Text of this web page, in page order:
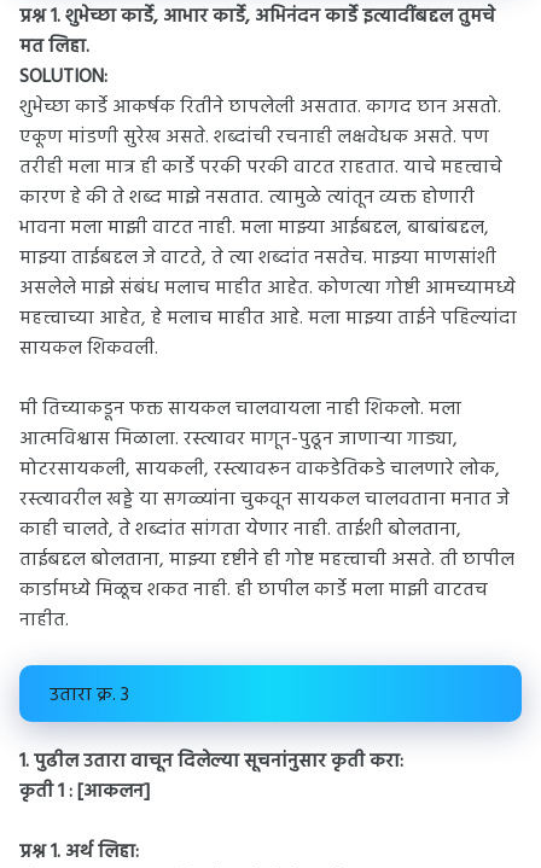
प्रश्न 1.शुभेच्छा कार्डे, आभार कार्डे, अभिनंदन कार्डे इत्यादींबद्दल तुमचे
मत लिहा.
SOLUTION:
शुभेच्छा कार्डे आकर्षक रितीने छापलेली असतात. कागद छान असतो.
एकूण मांडणी सुरेख असते. शब्दांची रचनाही लक्षवेधक असते. पण
तरीही मला मात्र ही कार्डे परकी परकी वाटत राहतात. याचे महत्त्वाचे
कारण हे की ते शब्द माझे नसतात. त्यामुळे त्यांतून व्यक्त होणारी
भावना मला माझी वाटत नाही. मला माझ्या आईबद्दल, बाबांबद्दल,
माझ्या ताईबद्दल जे वाटते, ते त्या शब्दांत नसतेच. माझ्या माणसांशी
असलेले माझे संबंध मलाच माहीत आहेत. कोणत्या गोष्टी आमच्यामध्ये
महत्त्वाच्या आहेत, हे मलाच माहीत आहे. मला माझ्या ताईने पहिल्यांदा
सायकल शिकवली.
मी तिच्याकडून फक्त सायकल चालवायला नाही शिकलो. मला
आत्मविश्वास मिळाला. रस्त्यावर मागून-पुढून जाणाऱ्या गाड्या,
मोटरसायकली, सायकली, रस्त्यावरून वाकडेतिकडे चालणारे लोक,
रस्त्यावरील खड्डे या सगळ्यांना चुकवून सायकल चालवताना मनात जे
काही चालते, ते शब्दांत सांगता येणार नाही. ताईशी बोलताना,
ताईबद्दल बोलताना, माझ्या दृष्टीने ही गोष्ट महत्त्वाची असते. ती छापील
कार्डामध्ये मिळूच शकत नाही. ही छापील कार्डे मला माझी वाटतच
नाहीत.
उतारा क्र. 3
1. पुढील उतारा वाचून दिलेल्या सूचनांनुसार कृती करा:
कृती 1 : [आकलन]
प्रश्न 1.अर्थ लिहा: